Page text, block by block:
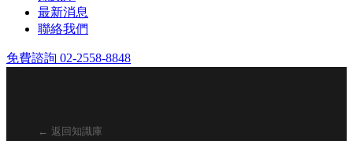
最新消息
聯絡我們
免費諮詢 02-2558-8848
← 返回知識庫